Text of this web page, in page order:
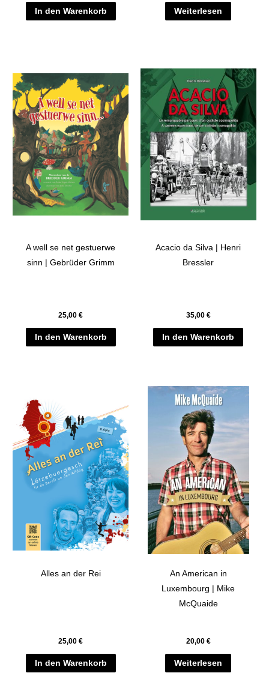
In den Warenkorb Weiterlesen
A well se net gestuerwe
sinn | Gebrüder Grimm
25,00€
In den Warenkorb
Acacio da Silva | Henri
Bressler
35,00 €
In den Warenkorb
Alles an der Rei
25,00€
In den Warenkorb
An American in
Luxembourg | Mike
McQuaide
20,00 €
Weiterlesen